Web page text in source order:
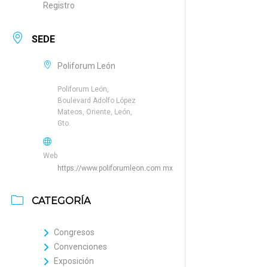
Registro
SEDE
Poliforum León
Poliforum León,
Boulevard Adolfo López
Mateos, Oriente, León,
Gto.
Web
https://www.poliforumleon.com.mx
CATEGORÍA
Congresos
Convenciones
Exposición